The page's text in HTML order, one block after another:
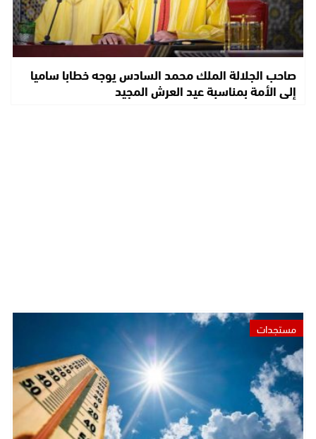
صاحب الجلالة الملك محمد السادس يوجه خطابا ساميا
إلى الأمة بمناسبة عيد العرش المجيد
مستجدات